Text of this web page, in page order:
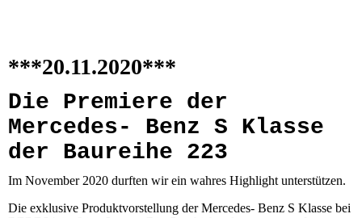
***20.11.2020***
Die Premiere der
Mercedes- Benz S Klasse
der Baureihe 223
Im November 2020 durften wir ein wahres Highlight unterstützen.
Die exklusive Produktvorstellung der Mercedes- Benz S Klasse bei